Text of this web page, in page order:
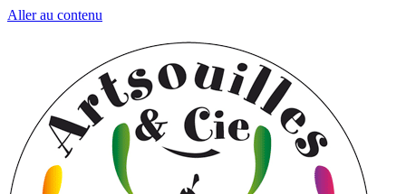
Aller au contenu